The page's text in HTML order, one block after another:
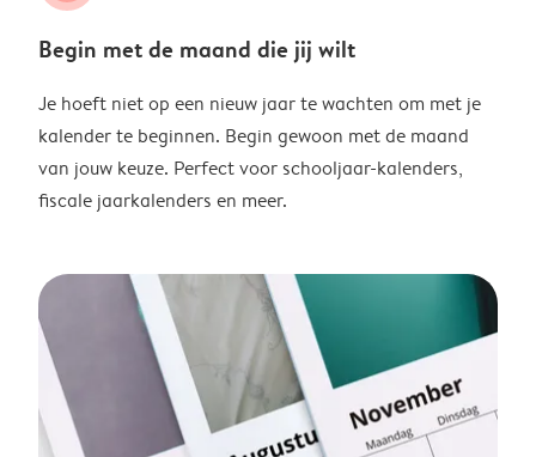
Begin met de maand die jij wilt
Je hoeft niet op een nieuw jaar te wachten om met je
kalender te beginnen. Begin gewoon met de maand
van jouw keuze. Perfect voor schooljaar-kalenders,
fiscale jaarkalenders en meer.